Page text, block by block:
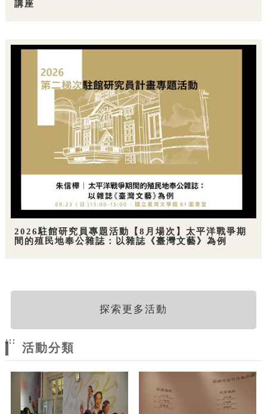
講座
2026駐館研究員專題活動【8月場次】太平洋戰爭期
間的殖民地奉公雜誌：以雜誌《臺灣文藝》為例
探索更多活動
:::
活動分類